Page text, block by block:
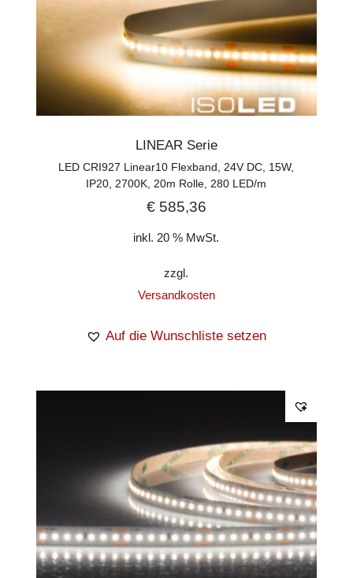
LINEAR Serie
LED CRI927 Linear10 Flexband, 24V DC, 15W,
IP20, 2700K, 20m Rolle, 280 LED/m
€585,36
inkl. 20 % MwSt.
zzgl.
Versandkosten
Auf die Wunschliste setzen